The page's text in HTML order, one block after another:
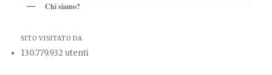
Chi siamo?
SITO VISITATO DA
130.779.932 utenti